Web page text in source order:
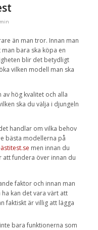
än man tror. Innan man
bara ska köpa en
blir det betydligt
vilken modell man ska
hög kvalitet och alla
ska du välja i djungeln
handlar om vilka behov
bästa modellerna på
men innan du
att fundera över innan du
faktor och innan man
kan det vara värt att
faktiskt är villig att lägga
bara funktionerna som